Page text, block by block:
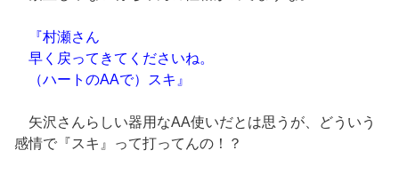
『村瀬さん
早く戻ってきてくださいね。
（ハートのAAで）スキ』
矢沢さんらしい器用なAA使いだとは思うが、どういう
感情で『スキ』って打ってんの！？